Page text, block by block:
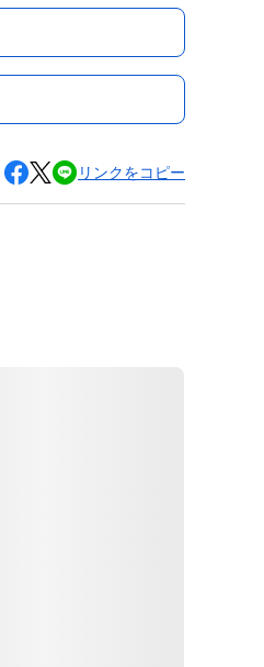
リンクをコピー